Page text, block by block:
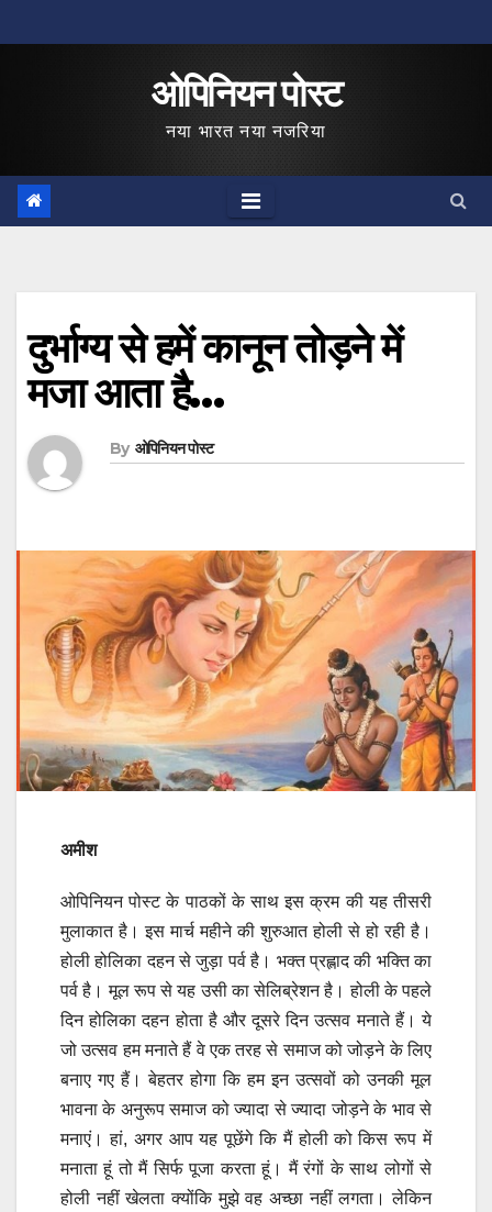
to
ओपिनियन पोस्ट
नया भारत नया नजरिया
दुर्भाग्य से हमें कानून तोड़ने में
मजा आता है…
By ओपिनियन पोस्ट
अमीश
ओपिनियन पोस्ट के पाठकों के साथ इस क्रम की यह तीसरी
मुलाकात है। इस मार्च महीने की शुरुआत होली से हो रही है।
होली होलिका दहन से जुड़ा पर्व है। भक्त प्रह्लाद की भक्ति का
पर्व है। मूल रूप से यह उसी का सेलिब्रेशन है। होली के पहले
दिन होलिका दहन होता है और दूसरे दिन उत्सव मनाते हैं। ये
जो उत्सव हम मनाते हैं वे एक तरह से समाज को जोड़ने के लिए
बनाए गए हैं। बेहतर होगा कि हम इन उत्सवों को उनकी मूल
भावना के अनुरूप समाज को ज्यादा से ज्यादा जोड़ने के भाव से
मनाएं। हां, अगर आप यह पूछेंगे कि मैं होली को किस रूप में
मनाता हूं तो मैं सिर्फ पूजा करता हूं। मैं रंगों के साथ लोगों से
होली नहीं खेलता क्योंकि मुझे वह अच्छा नहीं लगता। लेकिन